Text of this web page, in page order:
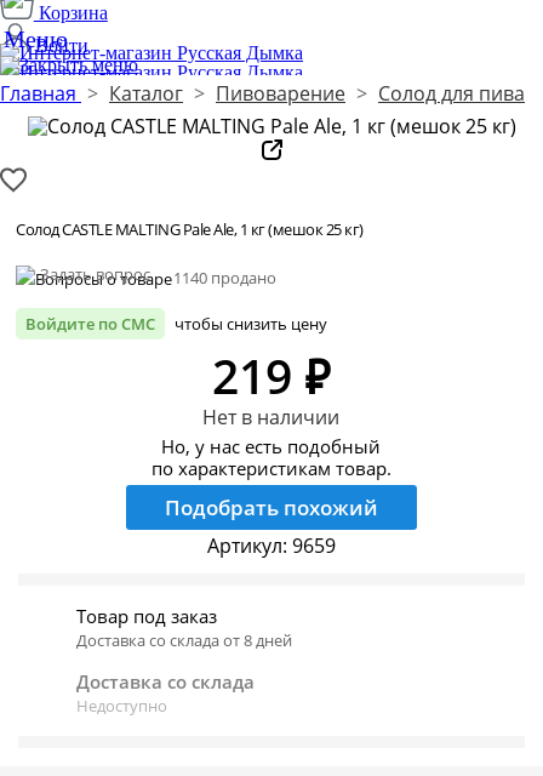
Корзина
Войти
Производим с 2014 года
1
Главная > Каталог > Пивоварение > Солод для пива
Солод CASTLE MALTING Pale Ale, 1 кг (мешок 25 кг)
Задать вопрос 1140 продано
Войдите по СМС чтобы снизить цену
219 ₽
Нет в наличии
Но, у нас есть подобный
по характеристикам товар.
Подобрать похожий
Артикул: 9659
Товар под заказ
Доставка со склада от 8 дней
Доставка со склада
Недоступно